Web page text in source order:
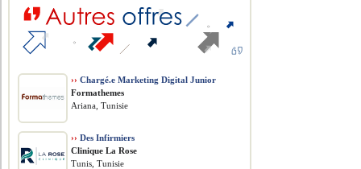
›› Chargé.e Marketing Digital Junior
Formathemes
Ariana, Tunisie
›› Des Infirmiers
Clinique La Rose
Tunis, Tunisie